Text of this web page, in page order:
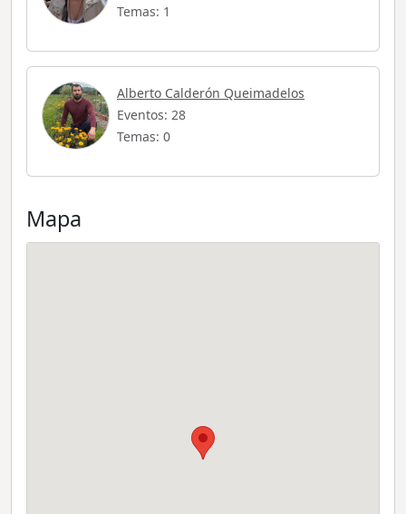
Temas: 1
Alberto Calderón Queimadelos
Eventos: 28
Temas: 0
Mapa